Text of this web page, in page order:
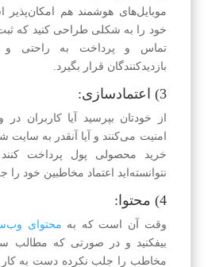
موبایل‌های هوشمند هم
خود را به شکلی طراحی کنید که
تماس و پرداخت به راحتی
بازدید‌کنندگان قرار بگیرد.
3) اعتماد‌‌سازی:
از خودتان بپرسید آیا
امنیت می‌کنند و آیا آنقدر به سایت
خرید محصولی پول پرداخت
نتوانسته‌اید اعتماد مخاطبین خود را
4) محتوا:
وقت آن است که به محتوای
بیفکنید ‌و در صورتی که مطالب
مخاطب را جلب نکرده دست به کار